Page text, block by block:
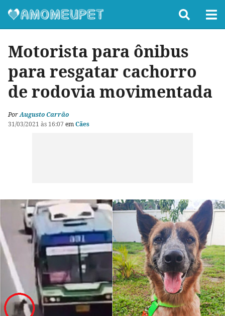
Motorista para ônibus
para resgatar cachorro
de rodovia movimentada
PorAugusto Carrão
31/03/2021 às 16:07 emCães